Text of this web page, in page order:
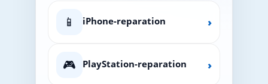
📱 iPhone-reparation ›
🎮 PlayStation-reparation ›